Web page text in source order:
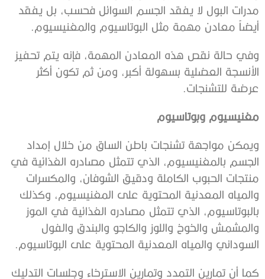
مدرات البول لا يفقد الجسم السوائل فحسب، بل يفقد
أيضاً ‫معادن مهمة مثل البوتاسيوم والمغنيسيوم.
‫وفي حالة نقص هذه المعادن المهمة، فإنه يتم تحفيز
الأنسجة العضلية ‫بسهولة أكبر، ومن ثم تكون أكثر
عرضة للتشنجات.
مغنيسيوم وبوتاسيوم
‫ويمكن مواجهة تشنجات باطن الساق من خلال إمداد
الجسم بالمغنيسيوم، الذي ‫تتمثل مصادره الغذائية في
منتجات الحبوب الكاملة ودقيق الشوفان، ‫والمكسرات
والمياه المعدنية المحتوية على المغنيسيوم، وكذلك
‫بالبوتاسيوم، الذي تتمثل مصادره الغذائية في الموز
والمشمش والخوخ ‫واللوز والكاجو والبندق والفول
السوداني والمياه المعدنية المحتوية على ‫البوتاسيوم.
‫كما أن تمارين التمدد وتمارين الاسترخاء وجلسات التدليك